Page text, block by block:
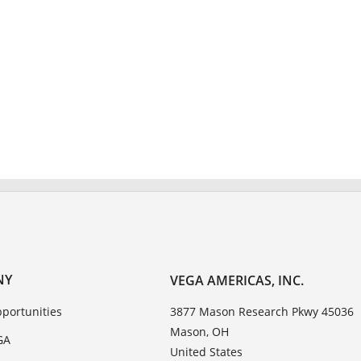
VEGA AMERICAS, INC.
3877 Mason Research Pkwy 45036
Mason, OH
United States